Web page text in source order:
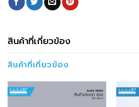
สินค้าที่เกี่ยวข้อง
สินค้าที่เกี่ยวข้อง